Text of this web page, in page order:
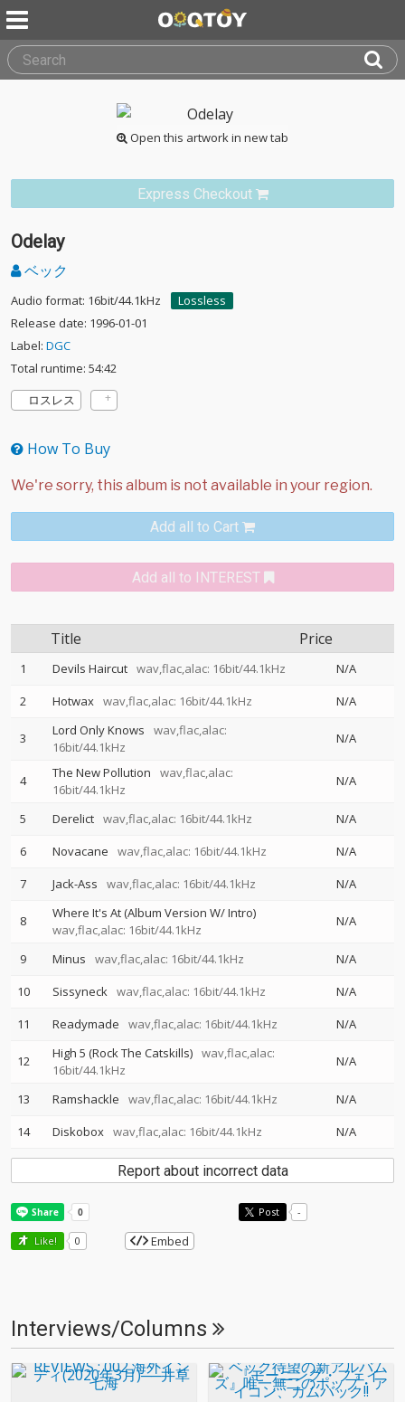
Open this artwork in new tab
Express Checkout
Odelay
ベック
Audio format: 16bit/44.1kHz
Lossless
Release date: 1996-01-01
Label: DGC
Total runtime: 54:42
ロスレス
How To Buy
Add all to Cart
Add all to INTEREST
Title Price
1 Devils Haircut wav,flac,alac: 16bit/44.1kHz
N/A
2
Hotwax wav,flac,alac: 16bit/44.1kHz N/A
3 Lord Only Knows
wav,flac,alac:
16bit/44.1kHz
N/A
4 The New Pollution
wav,flac,alac:
16bit/44.1kHz
N/A
5 Derelict wav,flac,alac: 16bit/44.1kHz
N/A
6
Novacane wav,flac,alac: 16bit/44.1kHz
N/A
7
Jack-Ass wav,flac,alac: 16bit/44.1kHz N/A
8
Where It's At (Album Version W/ Intro)
wav,flac,alac: 16bit/44.1kHz
N/A
9 Minus wav,flac,alac: 16bit/44.1kHz
N/A
10
Sissyneck wav,flac,alac: 16bit/44.1kHz
N/A
11
Readymade wav,flac,alac: 16bit/44.1kHz N/A
12 High 5 (Rock The Catskills) wav,flac,alac:
16bit/44.1kHz
N/A
13 Ramshackle wav,flac,alac: 16bit/44.1kHz
N/A
14
Diskobox wav,flac,alac: 16bit/44.1kHz N/A
Report about incorrect data
Post -
Like! 0 Embed
Interviews/Columns